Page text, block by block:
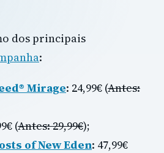
dos principais
:
Mirage: 24,99€ (Antes:
(Antes: 29,99€);
of New Eden: 47,99€